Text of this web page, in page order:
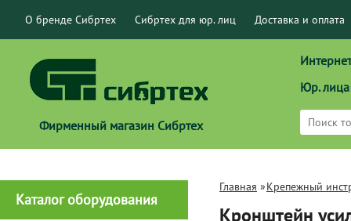
О бренде Сибртех Сибртех для юр. лиц Доставка и оплата
Фирменный магазин Сибртех
Юр. лица
Каталог оборудования
Главная »Крепежный
Кронштейн